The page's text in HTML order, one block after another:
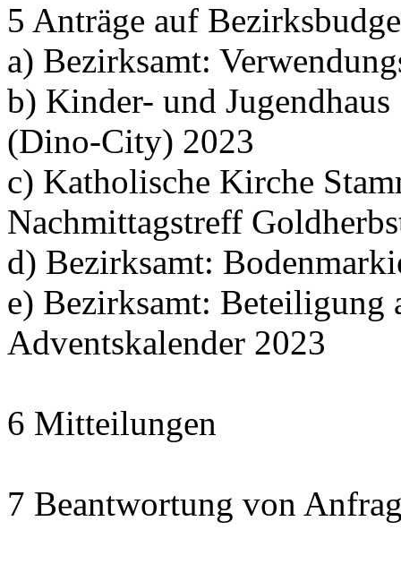
5 Anträge auf
a) Bezirksamt:
b) Kinder- und
(Dino-City) 2023
c) Katholische Kirche
Nachmittagstreff
d) Bezirksamt:
e) Bezirksamt: Beteiligung
Adventskalender 2023
6 Mitteilungen
7 Beantwortung von